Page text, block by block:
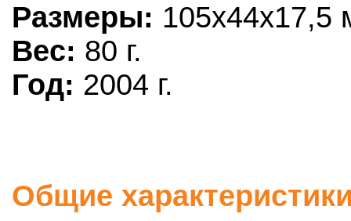
Размеры: 105x44x17,5
Вес: 80 г.
Год: 2004 г.
Общие